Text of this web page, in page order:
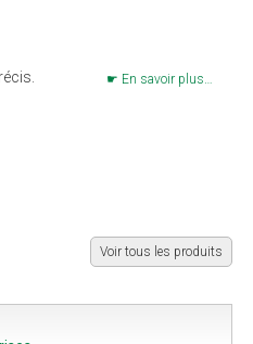
En savoir plus…
Voir tous les produits